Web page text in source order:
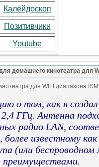
Калейдоскоп
Позитивчики
Youtube
домашнего кинотеатра для
для WIFI диапазона
о том, как я
ГГц. Антенна
радио LAN,
известному как
(или
преимуществами.